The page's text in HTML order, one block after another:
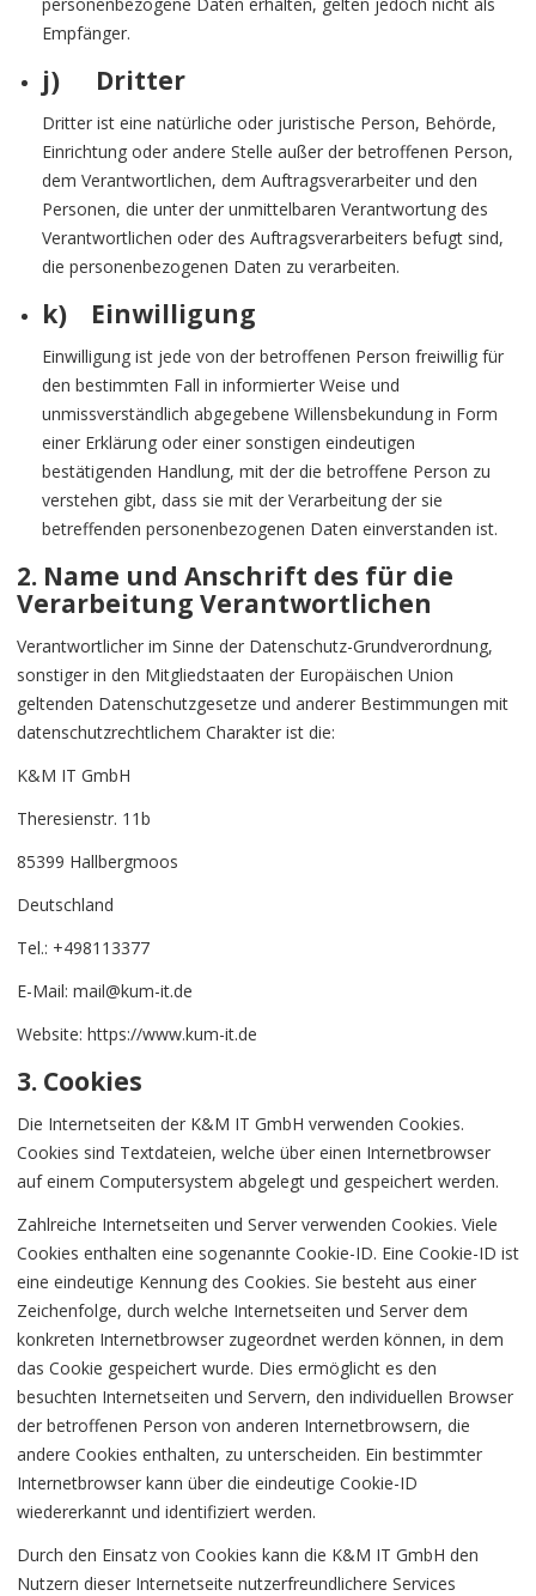
Empfänger.
j) Dritter
Dritter ist eine natürliche oder juristische Person, Behörde,
Einrichtung oder andere Stelle außer der betroffenen Person,
dem Verantwortlichen, dem Auftragsverarbeiter und den
Personen, die unter der unmittelbaren Verantwortung des
Verantwortlichen oder des Auftragsverarbeiters befugt sind,
die personenbezogenen Daten zu verarbeiten.
k) Einwilligung
Einwilligung ist jede von der betroffenen Person freiwillig für
den bestimmten Fall in informierter Weise und
unmissverständlich abgegebene Willensbekundung in Form
einer Erklärung oder einer sonstigen eindeutigen
bestätigenden Handlung, mit der die betroffene Person zu
verstehen gibt, dass sie mit der Verarbeitung der sie
betreffenden personenbezogenen Daten einverstanden ist.
2. Name und Anschrift des für die
Verarbeitung Verantwortlichen
Verantwortlicher im Sinne der Datenschutz-Grundverordnung,
sonstiger in den Mitgliedstaaten der Europäischen Union
geltenden Datenschutzgesetze und anderer Bestimmungen mit
datenschutzrechtlichem Charakter ist die:
K&M IT GmbH
Theresienstr. 11b
85399 Hallbergmoos
Deutschland
Tel.: +498113377
E-Mail: mail@kum-it.de
Website: https://www.kum-it.de
3. Cookies
Die Internetseiten der K&M IT GmbH verwenden Cookies.
Cookies sind Textdateien, welche über einen Internetbrowser
auf einem Computersystem abgelegt und gespeichert werden.
Zahlreiche Internetseiten und Server verwenden Cookies. Viele
Cookies enthalten eine sogenannte Cookie-ID. Eine Cookie-ID ist
eine eindeutige Kennung des Cookies. Sie besteht aus einer
Zeichenfolge, durch welche Internetseiten und Server dem
konkreten Internetbrowser zugeordnet werden können, in dem
das Cookie gespeichert wurde. Dies ermöglicht es den
besuchten Internetseiten und Servern, den individuellen Browser
der betroffenen Person von anderen Internetbrowsern, die
andere Cookies enthalten, zu unterscheiden. Ein bestimmter
Internetbrowser kann über die eindeutige Cookie-ID
wiedererkannt und identifiziert werden.
Durch den Einsatz von Cookies kann die K&M IT GmbH den
Nutzern dieser Internetseite nutzerfreundlichere Services